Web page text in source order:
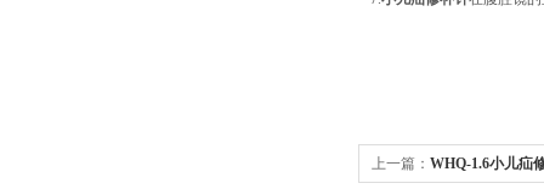
上一篇： WHQ-1.6​小儿疝